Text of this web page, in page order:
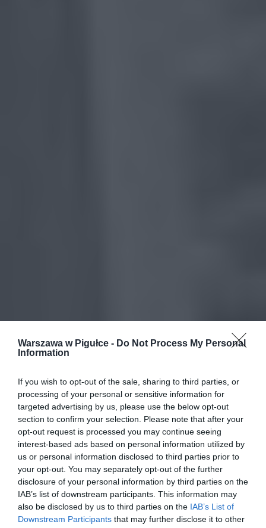
Warszawa w Pigułce - Do Not Process My Personal
Information
If you wish to opt-out of the sale, sharing to third parties, or
processing of your personal or sensitive information for
targeted advertising by us, please use the below opt-out
section to confirm your selection. Please note that after your
opt-out request is processed you may continue seeing
interest-based ads based on personal information utilized by
us or personal information disclosed to third parties prior to
your opt-out. You may separately opt-out of the further
disclosure of your personal information by third parties on the
IAB’s list of downstream participants. This information may
also be disclosed by us to third parties on the IAB’s List of
Downstream Participants that may further disclose it to other